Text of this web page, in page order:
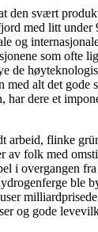
den svært
med litt under
og
som ofte
de
med alt det gode
har dere et
arbeid, flinke
av folk med
i overgangen
ble
og gode